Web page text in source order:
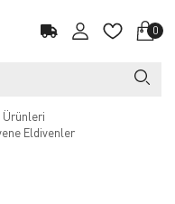
0
Ürünleri
Eldivenler